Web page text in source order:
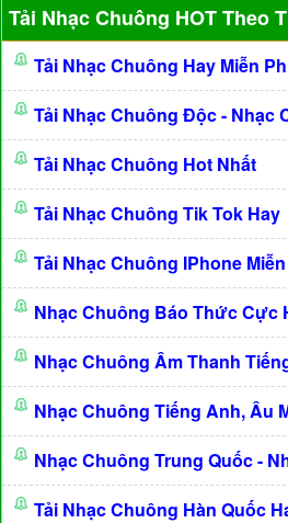
Tải Nhạc Chuông HOT Theo
Tải Nhạc Chuông Hay Miễn
Tải Nhạc Chuông Độc - Nhạc
Tải Nhạc Chuông Hot Nhất
Tải Nhạc Chuông Tik Tok Hay
Tải Nhạc Chuông IPhone
Nhạc Chuông Báo Thức Cực
Nhạc Chuông Âm Thanh
Nhạc Chuông Tiếng Anh, Âu
Nhạc Chuông Trung Quốc -
Tải Nhạc Chuông Hàn Quốc